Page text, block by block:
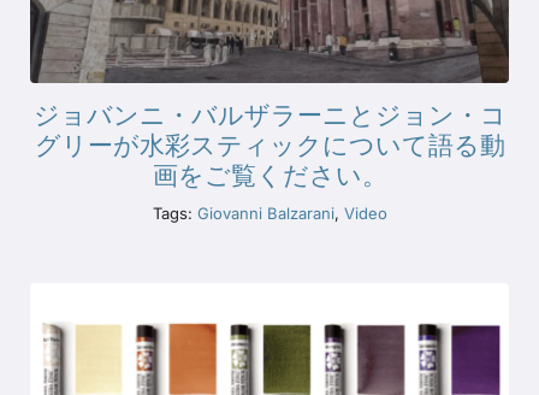
ジョバンニ・バルザラーニとジョン・コ
グリーが水彩スティックについて語る動
画をご覧ください。
Tags: Giovanni Balzarani, Video